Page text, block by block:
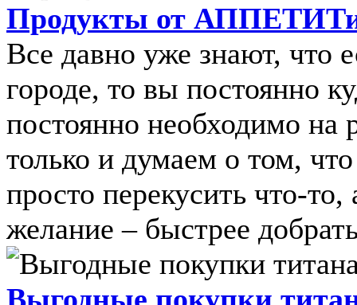
Продукты от
Все давно уже знают, что
городе, то вы постоянно
постоянно необходимо на
только и думаем о том,
просто перекусить что-
желание – быстрее